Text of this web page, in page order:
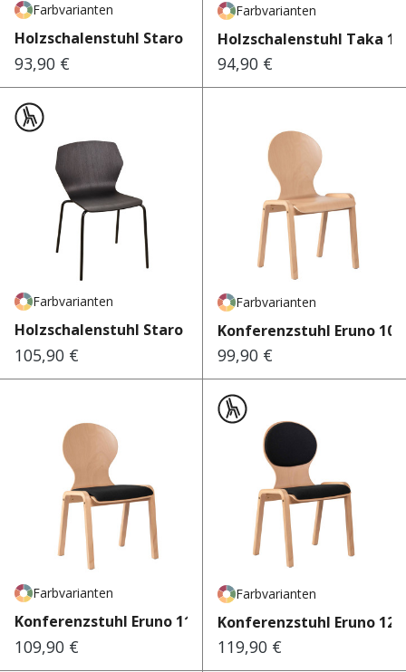
Farbvarianten
Holzschalenstuhl Staro 860
Regulärer Preis:
93,90 €
Farbvarianten
Holzschalenstuhl Taka
Regulärer Preis:
94,90 €
Farbvarianten
Holzschalenstuhl Staro 860 E
Regulärer Preis:
105,90 €
Farbvarianten
Konferenzstuhl Eruno 100
Regulärer Preis:
99,90 €
Farbvarianten
Konferenzstuhl Eruno 110 W
Regulärer Preis:
109,90 €
Farbvarianten
Konferenzstuhl Eruno 120
Regulärer Preis:
119,90 €